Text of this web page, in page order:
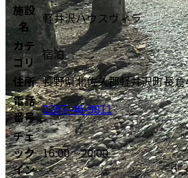
施設
名
軽井沢ハウスヴィラ
カテ
ゴリ 宿泊
住所 長野県北佐久郡軽井沢町長
電話
番号 0267-46-9811
チェ
ック
イン
16:00〜20:00